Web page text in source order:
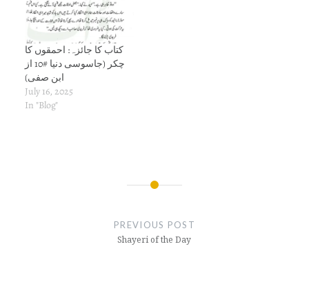
کتاب کا جائزہ: احمقوں کا
چکر (جاسوسی دنیا #10 از
ابن صفی)
July 16, 2025
In "Blog"
PREVIOUS POST
Shayeri of the Day